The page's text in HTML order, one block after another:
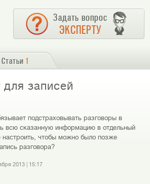
Задать вопрос
ЭКСПЕРТУ
Статьи 1
записей
подстраховывать разговоры в
всю сказанную информацию в отдельный
чтобы можно было позже
разговора?
2013| 15:17